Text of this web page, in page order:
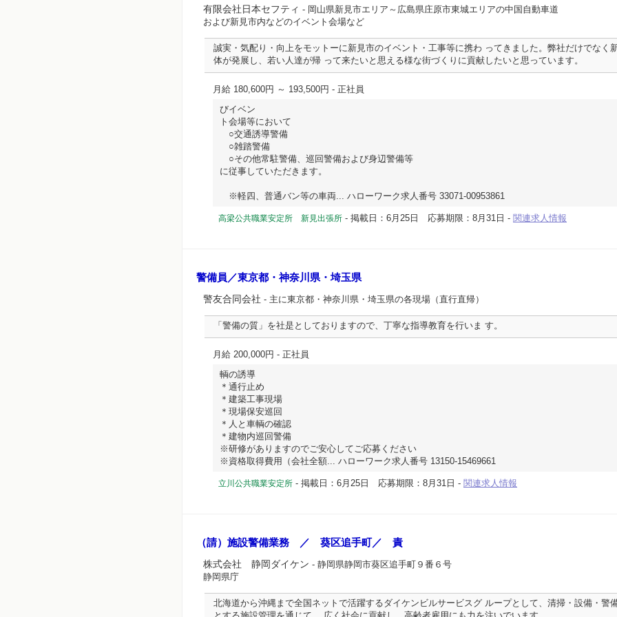
有限会社日本セフティ - 岡山県新見市エリア～広島県庄原市東城エリアの中国自動車道
および新見市内などのイベント会場など
誠実・気配り・向上をモットーに新見市のイベント・工事等に携わ ってきました。弊社だけでなく
体が発展し、若い人達が帰 って来たいと思える様な街づくりに貢献したいと思っています。
月給 180,600円 ～ 193,500円 - 正社員
びイベン
ト会場等において
○交通誘導警備
○雑踏警備
○その他常駐警備、巡回警備および身辺警備等
に従事していただきます。
※軽四、普通バン等の車両... ハローワーク求人番号 33071-00953861
高梁公共職業安定所 新見出張所 - 掲載日：6月25日 応募期限：8月31日 - 関連求人情報
警備員／東京都・神奈川県・埼玉県
警友合同会社 - 主に東京都・神奈川県・埼玉県の各現場（直行直帰）
「警備の質」を社是としておりますので、丁寧な指導教育を行いま す。
月給 200,000円 - 正社員
輌の誘導
＊通行止め
＊建築工事現場
＊現場保安巡回
＊人と車輌の確認
＊建物内巡回警備
※研修がありますのでご安心してご応募ください
※資格取得費用（会社全額... ハローワーク求人番号 13150-15469661
立川公共職業安定所 - 掲載日：6月25日 応募期限：8月31日 - 関連求人情報
（請）施設警備業務 ／ 葵区追手町／ 責
株式会社 静岡ダイケン - 静岡県静岡市葵区追手町９番６号
静岡県庁
北海道から沖縄まで全国ネットで活躍するダイケンビルサービスグ ループとして、清掃・設備・警